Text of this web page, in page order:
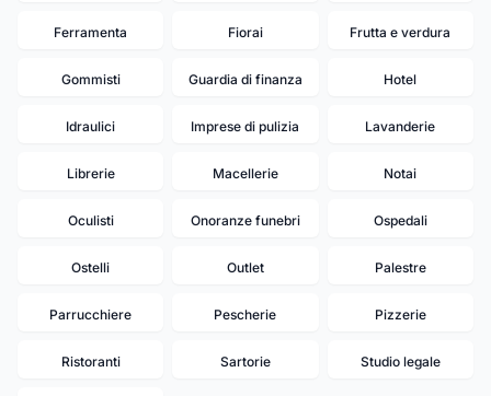
Ferramenta Fiorai Frutta e verdura
Gommisti Guardia di finanza Hotel
Idraulici Imprese di pulizia Lavanderie
Librerie Macellerie Notai
Oculisti Onoranze funebri Ospedali
Ostelli Outlet Palestre
Parrucchiere Pescherie Pizzerie
Ristoranti Sartorie Studio legale